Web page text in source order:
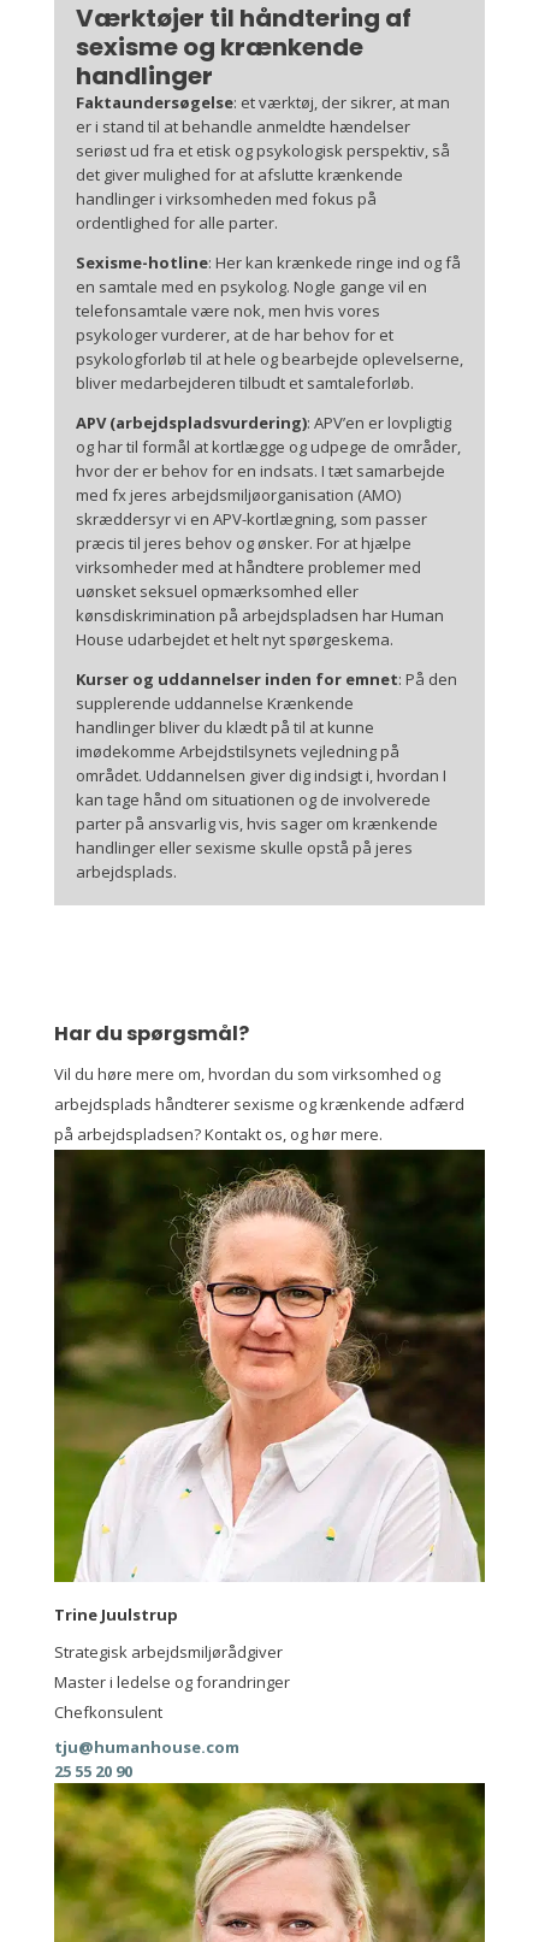
Værktøjer til håndtering af
sexisme og krænkende
handlinger
Faktaundersøgelse: et værktøj, der sikrer, at man
er i stand til at behandle anmeldte hændelser
seriøst ud fra et etisk og psykologisk perspektiv, så
det giver mulighed for at afslutte krænkende
handlinger i virksomheden med fokus på
ordentlighed for alle parter.
Sexisme-hotline: Her kan krænkede ringe ind og få
en samtale med en psykolog. Nogle gange vil en
telefonsamtale være nok, men hvis vores
psykologer vurderer, at de har behov for et
psykologforløb til at hele og bearbejde oplevelserne,
bliver medarbejderen tilbudt et samtaleforløb.
APV (arbejdspladsvurdering): APV’en er lovpligtig
og har til formål at kortlægge og udpege de områder,
hvor der er behov for en indsats. I tæt samarbejde
med fx jeres arbejdsmiljøorganisation (AMO)
skræddersyr vi en APV-kortlægning, som passer
præcis til jeres behov og ønsker. For at hjælpe
virksomheder med at håndtere problemer med
uønsket seksuel opmærksomhed eller
kønsdiskrimination på arbejdspladsen har Human
House udarbejdet et helt nyt spørgeskema.
Kurser og uddannelser inden for emnet: På den
supplerende uddannelse Krænkende
handlinger bliver du klædt på til at kunne
imødekomme Arbejdstilsynets vejledning på
området. Uddannelsen giver dig indsigt i, hvordan I
kan tage hånd om situationen og de involverede
parter på ansvarlig vis, hvis sager om krænkende
handlinger eller sexisme skulle opstå på jeres
arbejdsplads.
Har du spørgsmål?
Trine Juulstrup
Strategisk arbejdsmiljørådgiver
Master i ledelse og forandringer
Chefkonsulent
tju@humanhouse.com
25 55 20 90
Vil du høre mere om, hvordan du som virksomhed og
arbejdsplads håndterer sexisme og krænkende adfærd
på arbejdspladsen? Kontakt os, og hør mere.